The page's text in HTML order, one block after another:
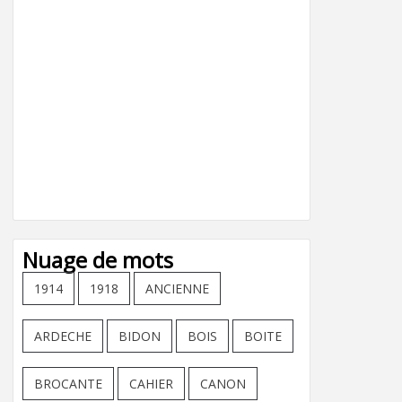
Nuage de mots
1914 1918 ANCIENNE
ARDECHE BIDON BOIS BOITE
BROCANTE CAHIER CANON